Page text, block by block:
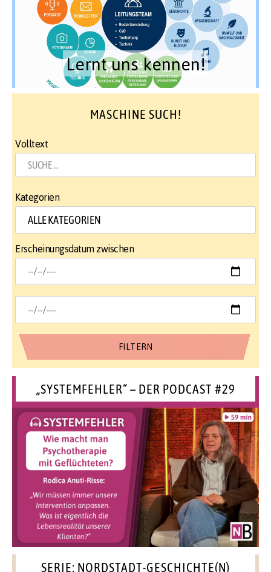
Lernt uns kennen!
MASCHINE SUCH!
Volltext
Kategorien
Erscheinungsdatum zwischen
„SYSTEMFEHLER“ – DER PODCAST #29
SERIE: NORDSTADT-GESCHICHTE(N)